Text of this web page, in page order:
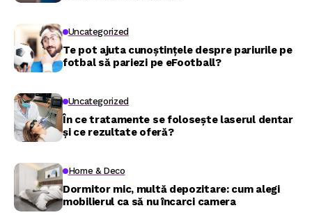
Uncategorized
Te pot ajuta cunoștințele despre pariurile pe
fotbal să pariezi pe eFootball?
Uncategorized
În ce tratamente se folosește laserul dentar
și ce rezultate oferă?
Home & Deco
Dormitor mic, multă depozitare: cum alegi
mobilierul ca să nu încarci camera